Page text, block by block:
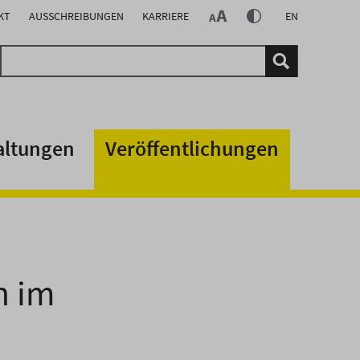
AUSSCHREIBUNGEN KARRIERE EN
Veröffentlichungen
im